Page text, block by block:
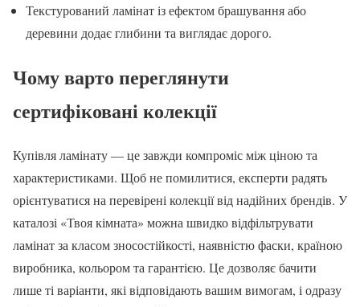
Текстурований ламінат із ефектом брашування або
деревини додає глибини та виглядає дорого.
Чому варто переглянути
сертифіковані колекції
Купівля ламінату — це завжди компроміс між ціною та
характеристиками. Щоб не помилитися, експерти радять
орієнтуватися на перевірені колекції від надійних брендів. У
каталозі «Твоя кімната» можна швидко відфільтрувати
ламінат за класом зносостійкості, наявністю фаски, країною
виробника, кольором та гарантією. Це дозволяє бачити
лише ті варіанти, які відповідають вашим вимогам, і одразу